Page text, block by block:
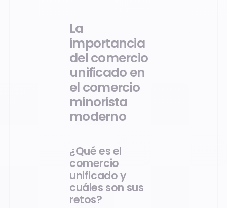
La
importancia
del comercio
unificado en
el comercio
minorista
moderno
¿Qué es el
comercio
unificado y
cuáles son sus
retos?